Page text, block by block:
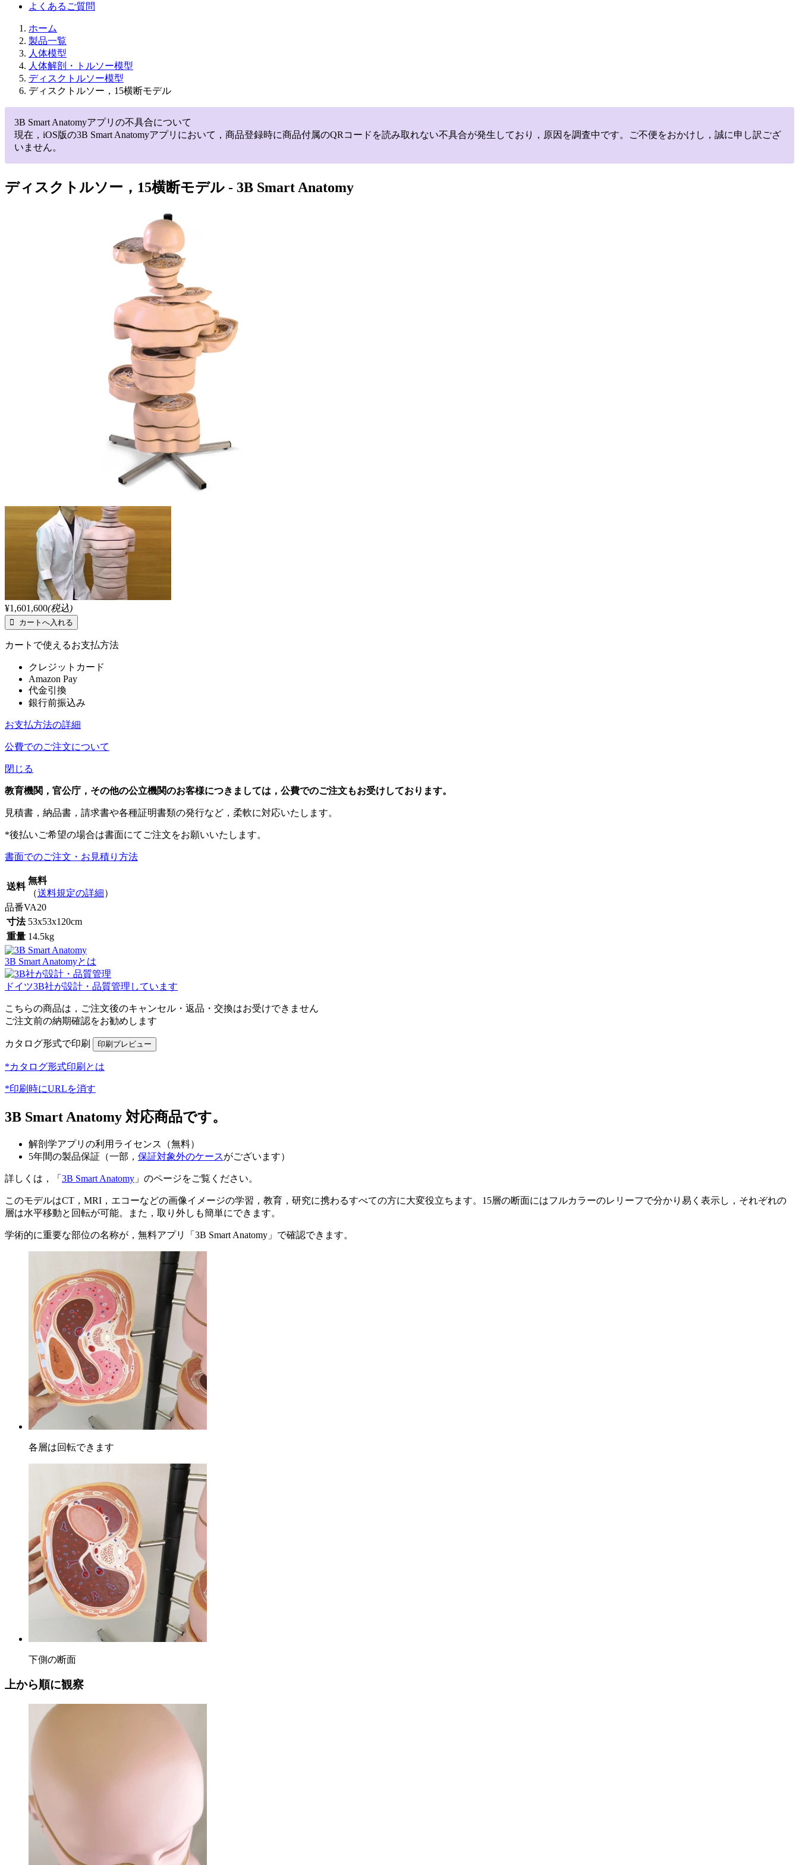
よくあるご質問
ホーム
製品一覧
人体模型
人体解剖・トルソー模型
ディスクトルソー模型
ディスクトルソー，15横断モデル
3B Smart Anatomyアプリの不具合について
現在，iOS版の3B Smart Anatomyアプリにおいて，商品登録時に商品付属のQRコードを読み取れない不具合が発生しており，原因を調査中です。ご不便をおかけし，誠に申し訳ござ
いません。
ディスクトルソー，15横断モデル - 3B Smart Anatomy
¥1,601,600(税込)
カートで使えるお支払方法
クレジットカード
Amazon Pay
代金引換
銀行前振込み
お支払方法の詳細
公費でのご注文について
閉じる
教育機関，官公庁，その他の公立機関のお客様につきましては，公費でのご注文もお受けしております。
見積書，納品書，請求書や各種証明書類の発行など，柔軟に対応いたします。
*後払いご希望の場合は書面にてご注文をお願いいたします。
書面でのご注文・お見積り方法
送料
無料
（送料規定の詳細）
品番VA20
寸法 53x53x120cm
重量 14.5kg
3B Smart Anatomyとは
ドイツ3B社が設計・品質管理しています
こちらの商品は，ご注文後のキャンセル・返品・交換はお受けできません
ご注文前の納期確認をお勧めします
カタログ形式で印刷
*カタログ形式印刷とは
*印刷時にURLを消す
3B Smart Anatomy 対応商品です。
解剖学アプリの利用ライセンス（無料）
5年間の製品保証（一部， 保証対象外のケースがございます）
詳しくは，「 3B Smart Anatomy 」のページをご覧ください。
このモデルはCT，MRI，エコーなどの画像イメージの学習，教育，研究に携わるすべての方に大変役立ちます。15層の断面にはフルカラーのレリーフで分かり易く表示し，それぞれの
層は水平移動と回転が可能。また，取り外しも簡単にできます。
学術的に重要な部位の名称が，無料アプリ「3B Smart Anatomy」で確認できます。
各層は回転できます
下側の断面
上から順に観察